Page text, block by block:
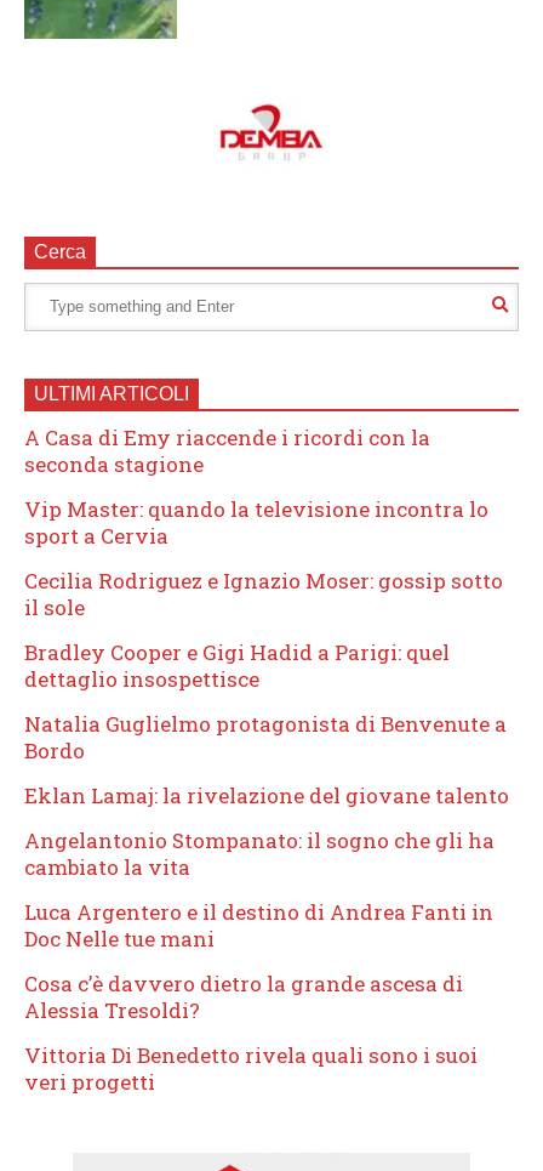
Cerca
ULTIMI ARTICOLI
A Casa di Emy riaccende i ricordi con la
seconda stagione
Vip Master: quando la televisione incontra lo
sport a Cervia
Cecilia Rodriguez e Ignazio Moser: gossip sotto
il sole
Bradley Cooper e Gigi Hadid a Parigi: quel
dettaglio insospettisce
Natalia Guglielmo protagonista di Benvenute a
Bordo
Eklan Lamaj: la rivelazione del giovane talento
Angelantonio Stompanato: il sogno che gli ha
cambiato la vita
Luca Argentero e il destino di Andrea Fanti in
Doc Nelle tue mani
Cosa c’è davvero dietro la grande ascesa di
Alessia Tresoldi?
Vittoria Di Benedetto rivela quali sono i suoi
veri progetti